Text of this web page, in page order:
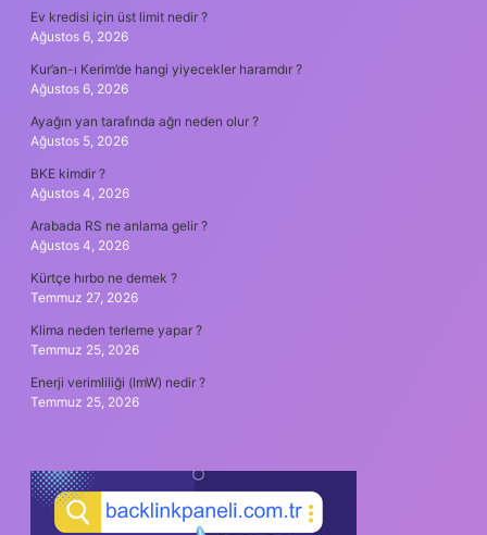
Ev kredisi için üst limit nedir ?
Ağustos 6, 2026
Kur’an-ı Kerim’de hangi yiyecekler haramdır ?
Ağustos 6, 2026
Ayağın yan tarafında ağrı neden olur ?
Ağustos 5, 2026
BKE kimdir ?
Ağustos 4, 2026
Arabada RS ne anlama gelir ?
Ağustos 4, 2026
Kürtçe hırbo ne demek ?
Temmuz 27, 2026
Klima neden terleme yapar ?
Temmuz 25, 2026
Enerji verimliliği (lmW) nedir ?
Temmuz 25, 2026